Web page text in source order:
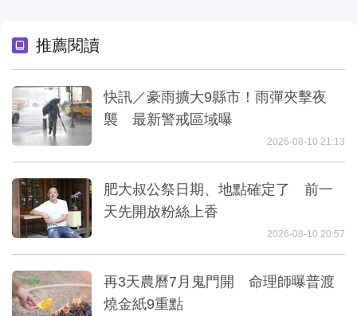
推薦閱讀
快訊／豪雨擴大9縣市！雨彈夾擊夜
襲 最新警戒區域曝
2026-08-10 21:13
肥大叔公祭日期、地點確定了 前一
天先開放粉絲上香
2026-08-10 20:57
再3天農曆7月鬼門開 命理師曝普渡
燒金紙9重點